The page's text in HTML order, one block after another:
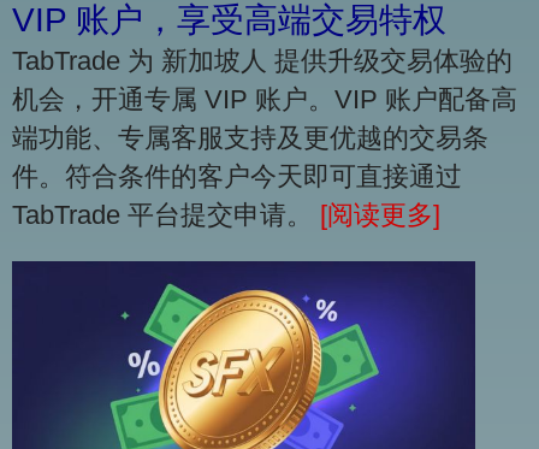
VIP 账户，享受高端交易特权
TabTrade 为 新加坡人 提供升级交易体验的
机会，开通专属 VIP 账户。VIP 账户配备高
端功能、专属客服支持及更优越的交易条
件。符合条件的客户今天即可直接通过
TabTrade 平台提交申请。
[阅读更多]